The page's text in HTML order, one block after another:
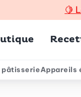
🍋
pâtisserieAppareils